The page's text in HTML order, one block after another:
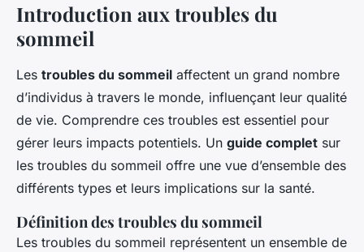
Introduction aux troubles du
sommeil
Les troubles du sommeil affectent un grand nombre
d’individus à travers le monde, influençant leur qualité
de vie. Comprendre ces troubles est essentiel pour
gérer leurs impacts potentiels. Un guide complet sur
les troubles du sommeil offre une vue d’ensemble des
différents types et leurs implications sur la santé.
Définition des troubles du sommeil
Les troubles du sommeil représentent un ensemble de